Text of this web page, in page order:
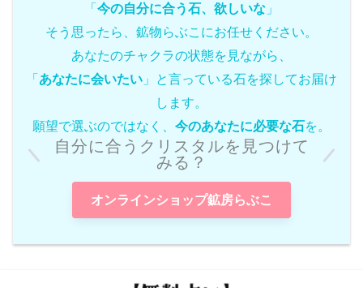
「 今の自分に合う石、欲しいな 」
そう思ったら、鉱物らぶこにお任せください。
あなたのチャクラの状態を見ながら、
「 あなたに会いたい 」と言っている石を探してお届け
します。
願望で選ぶのではなく、 今のあなたに必要な石を。
自分に合うクリスタルを見つけて
みる？
オンラインショップ鉱房らぶこ